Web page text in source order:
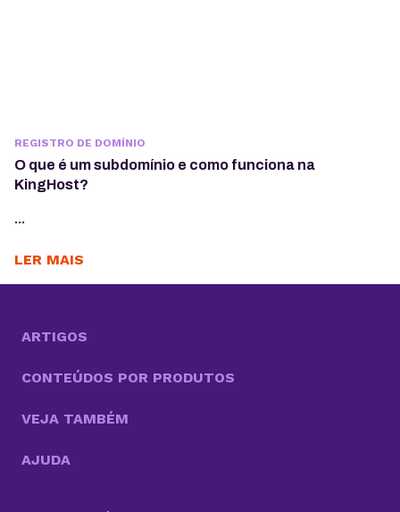
REGISTRO DE DOMÍNIO
O que é um subdomínio e como funciona na
KingHost?
...
LER MAIS
ARTIGOS
CONTEÚDOS POR PRODUTOS
VEJA TAMBÉM
AJUDA